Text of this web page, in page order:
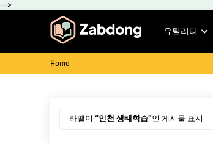
-->
유틸리티
Home
라벨이 인천 생태학습 인 게시물 표시